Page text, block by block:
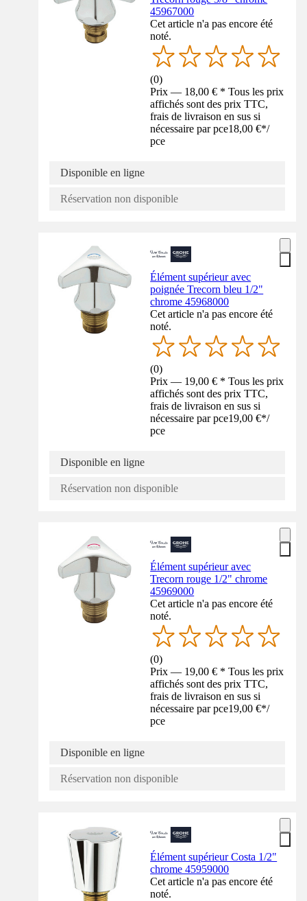
45967000
Cet article n'a pas encore été
noté.
(0)
Prix — 18,00 € * Tous les prix
affichés sont des prix TTC,
frais de livraison en sus si
nécessaire par pce18,00 €*/
pce
Disponible en ligne
Réservation non disponible
Élément supérieur avec
poignée Trecorn bleu 1/2"
chrome 45968000
Cet article n'a pas encore été
noté.
(0)
Prix — 19,00 € * Tous les prix
affichés sont des prix TTC,
frais de livraison en sus si
nécessaire par pce19,00 €*/
pce
Disponible en ligne
Réservation non disponible
Élément supérieur avec
Trecorn rouge 1/2" chrome
45969000
Cet article n'a pas encore été
noté.
(0)
Prix — 19,00 € * Tous les prix
affichés sont des prix TTC,
frais de livraison en sus si
nécessaire par pce19,00 €*/
pce
Disponible en ligne
Réservation non disponible
Élément supérieur Costa 1/2"
chrome 45959000
Cet article n'a pas encore été
noté.